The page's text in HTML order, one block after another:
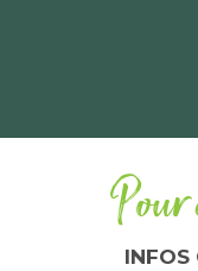
INFOS